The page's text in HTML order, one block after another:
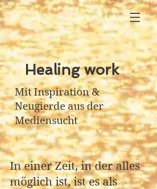
Healing work
Mit Inspiration &
Neugierde aus der
Mediensucht
In einer Zeit, in der alles
möglich ist, ist es als